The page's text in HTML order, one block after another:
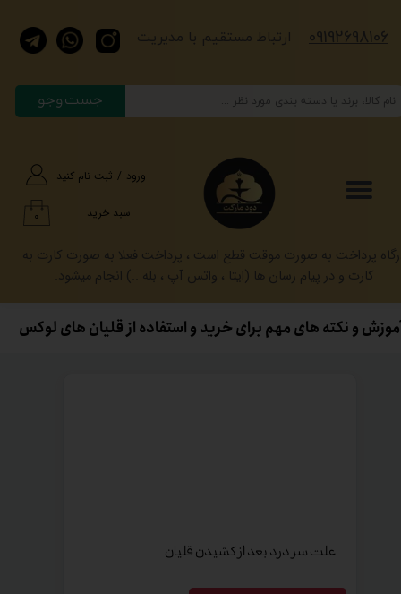
جست وجو
ورود / ثبت نام کنید
حساب کاربری من
سفارشات
خروج از حساب کاربری
۰ سبد خرید
​​​ارتباط مستقیم با مدیریت ​​​09192698106
پرداخت به صورت موقت قطع است ، پرداخت فعلا به صورت کارت به
کارت و در پیام رسان ها (ایتا ، واتس آپ ، بله ..) انجام میشود.
و نکته های مهم برای خرید و استفاده از قلیان های لوکس
علت سر درد بعد از کشیدن قلیان